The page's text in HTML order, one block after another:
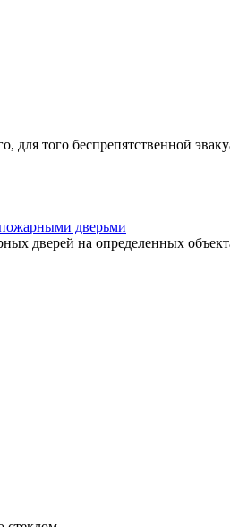
для того беспрепятственной
дверьми
дверей на определенных